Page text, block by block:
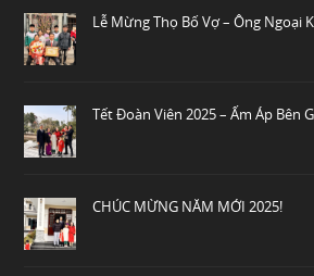
Lễ Mừng Thọ Bố Vợ – Ông Ngoại
Tết Đoàn Viên 2025 – Ấm Áp Bên
CHÚC MỪNG NĂM MỚI 2025!